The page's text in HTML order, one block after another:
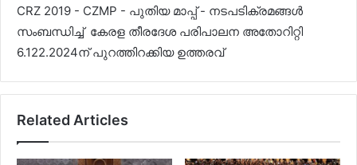
CRZ 2019 - CZMP - പുതിയ മാപ്പ് - നടപടിക്രമങ്ങൾ
സംബന്ധിച്ച് കേരള തീരദേശ പരിപാലന അതോറിറ്റി
6.122.2024ന് പുറത്തിറക്കിയ ഉത്തരവ്
Related Articles